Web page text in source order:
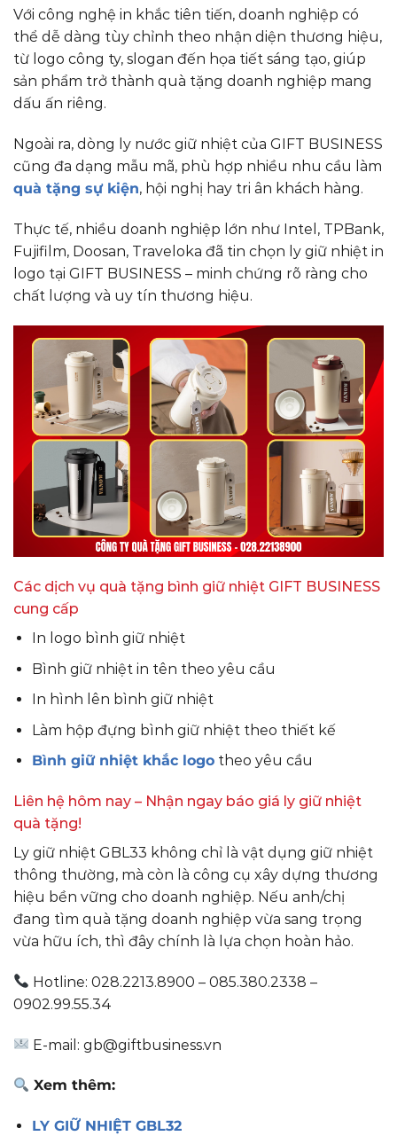
Với công nghệ in khắc tiên tiến, doanh nghiệp có
thể dễ dàng tùy chỉnh theo nhận diện thương hiệu,
từ logo công ty, slogan đến họa tiết sáng tạo, giúp
sản phẩm trở thành quà tặng doanh nghiệp mang
dấu ấn riêng.
Ngoài ra, dòng ly nước giữ nhiệt của GIFT BUSINESS
cũng đa dạng mẫu mã, phù hợp nhiều nhu cầu làm
quà tặng sự kiện, hội nghị hay tri ân khách hàng.
Thực tế, nhiều doanh nghiệp lớn như Intel, TPBank,
Fujifilm, Doosan, Traveloka đã tin chọn ly giữ nhiệt in
logo tại GIFT BUSINESS – minh chứng rõ ràng cho
chất lượng và uy tín thương hiệu.
Các dịch vụ quà tặng bình giữ nhiệt GIFT BUSINESS
cung cấp
In logo bình giữ nhiệt
Bình giữ nhiệt in tên theo yêu cầu
In hình lên bình giữ nhiệt
Làm hộp đựng bình giữ nhiệt theo thiết kế
Bình giữ nhiệt khắc logotheo yêu cầu
Liên hệ hôm nay – Nhận ngay báo giá ly giữ nhiệt
quà tặng!
Ly giữ nhiệt GBL33 không chỉ là vật dụng giữ nhiệt
thông thường, mà còn là công cụ xây dựng thương
hiệu bền vững cho doanh nghiệp. Nếu anh/chị
đang tìm quà tặng doanh nghiệp vừa sang trọng
vừa hữu ích, thì đây chính là lựa chọn hoàn hảo.
Hotline: 028.2213.8900 – 085.380.2338 –
0902.99.55.34
E-mail: gb@giftbusiness.vn
Xem thêm:
LY GIỮ NHIỆT GBL32